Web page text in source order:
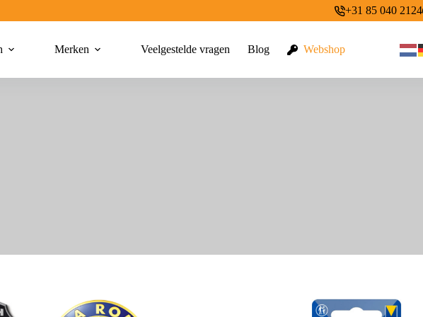
+31 85 040 2124
Merken Veelgestelde vragen Blog Webshop